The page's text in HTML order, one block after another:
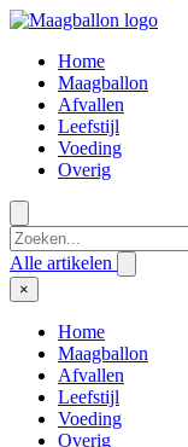
Home
Maagballon
Afvallen
Leefstijl
Voeding
Overig
Alle artikelen
×
Home
Maagballon
Afvallen
Leefstijl
Voeding
Overig